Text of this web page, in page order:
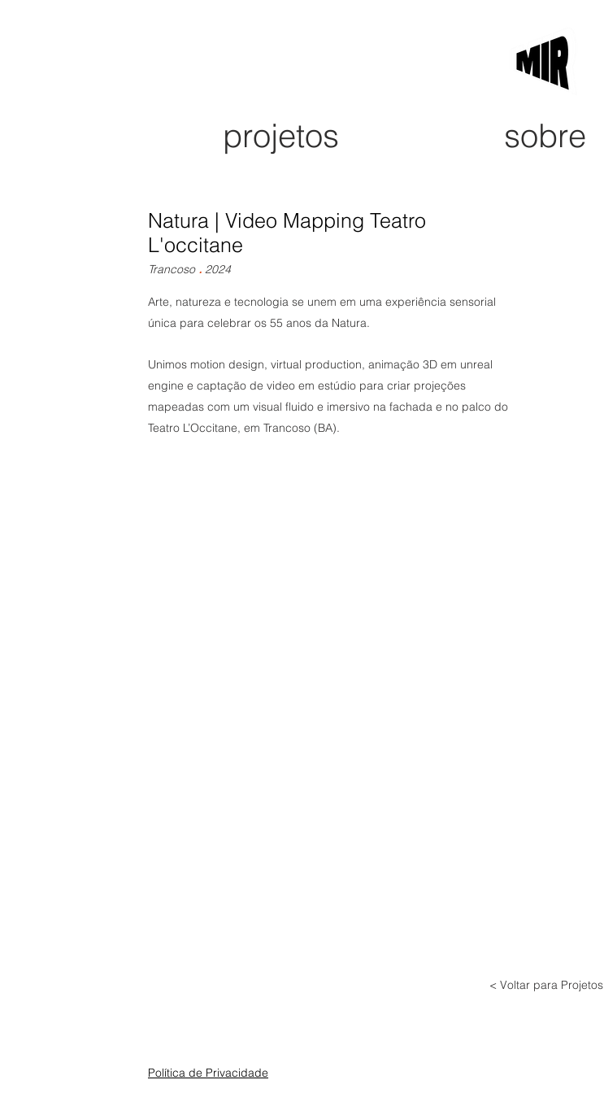
projetos
projetos sobre
Natura | Video Mapping Teatro
L'occitane
Trancoso . 2024
Arte, natureza e tecnologia se unem em uma experiência sensorial
única para celebrar os 55 anos da Natura.
Unimos motion design, virtual production, animação 3D em unreal
engine e captação de video em estúdio para criar projeções
mapeadas com um visual fluido e imersivo na fachada e no palco do
Teatro L’Occitane, em Trancoso (BA).
< Voltar para Projetos
Política de Privacidade